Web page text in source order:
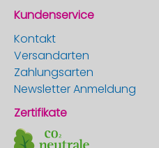
Kundenservice
Kontakt
Versandarten
Zahlungsarten
Newsletter Anmeldung
Zertifikate